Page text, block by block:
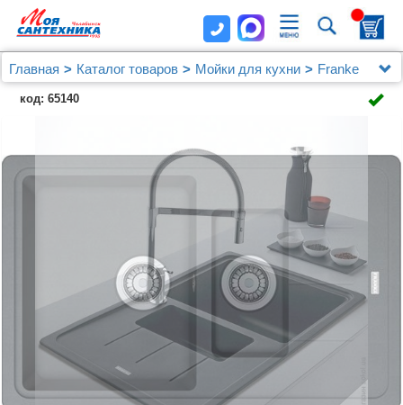
Главная Каталог товаров Мойки для кухни
Franke
Мойка кухонная Franke Basis BFG 651-78 графит
код: 65140